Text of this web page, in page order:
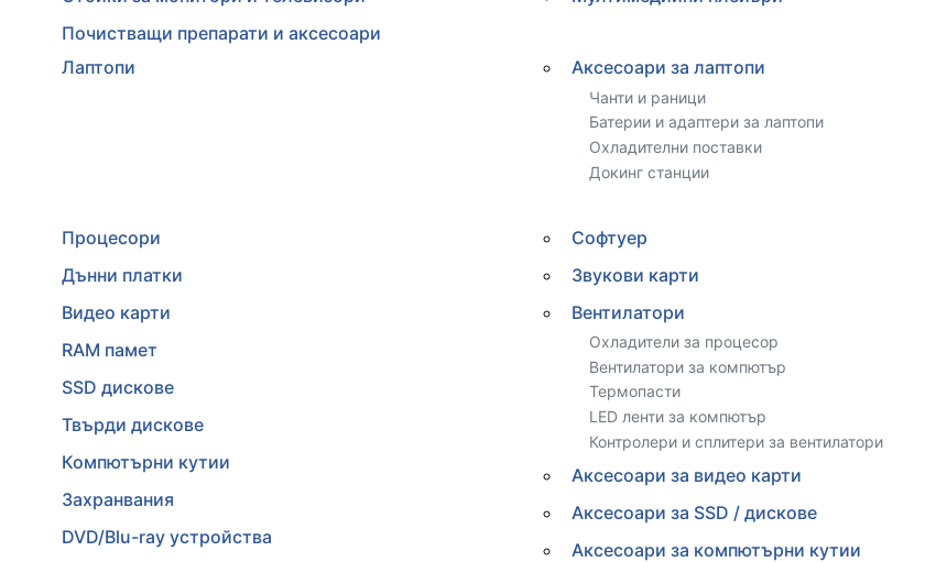
Почистващи препарати и аксесоари
Лаптопи Аксесоари за лаптопи
Чанти и раници
Батерии и адаптери за лаптопи
Охладителни поставки
Докинг станции
Процесори
Дънни платки
Видео карти
RAM памет
SSD дискове
Твърди дискове
Компютърни кутии
Захранвания
DVD/Blu-ray устройства
Софтуер
Звукови карти
Вентилатори
Охладители за процесор
Вентилатори за компютър
Термопасти
LED ленти за компютър
Контролери и сплитери за вентилатори
Аксесоари за видео карти
Аксесоари за SSD / дискове
Аксесоари за компютърни кутии